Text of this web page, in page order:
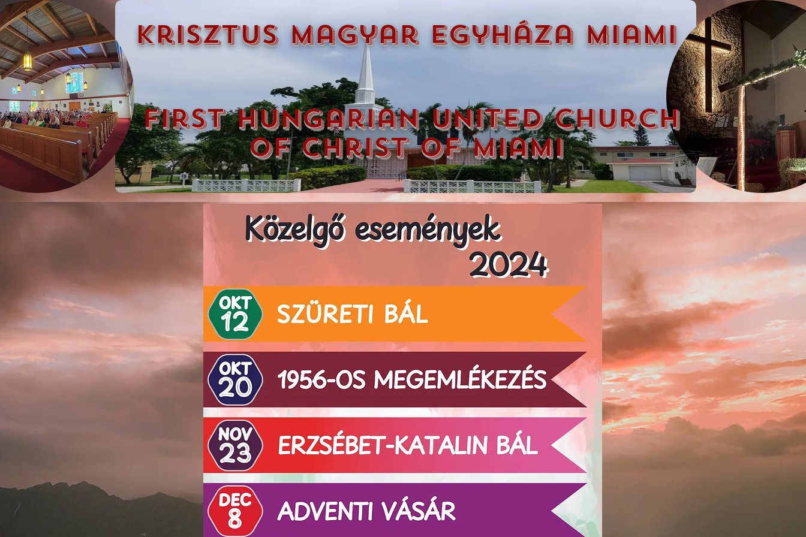
krisztus magyar egyháza miami
first hungarian united church
of christ of miami